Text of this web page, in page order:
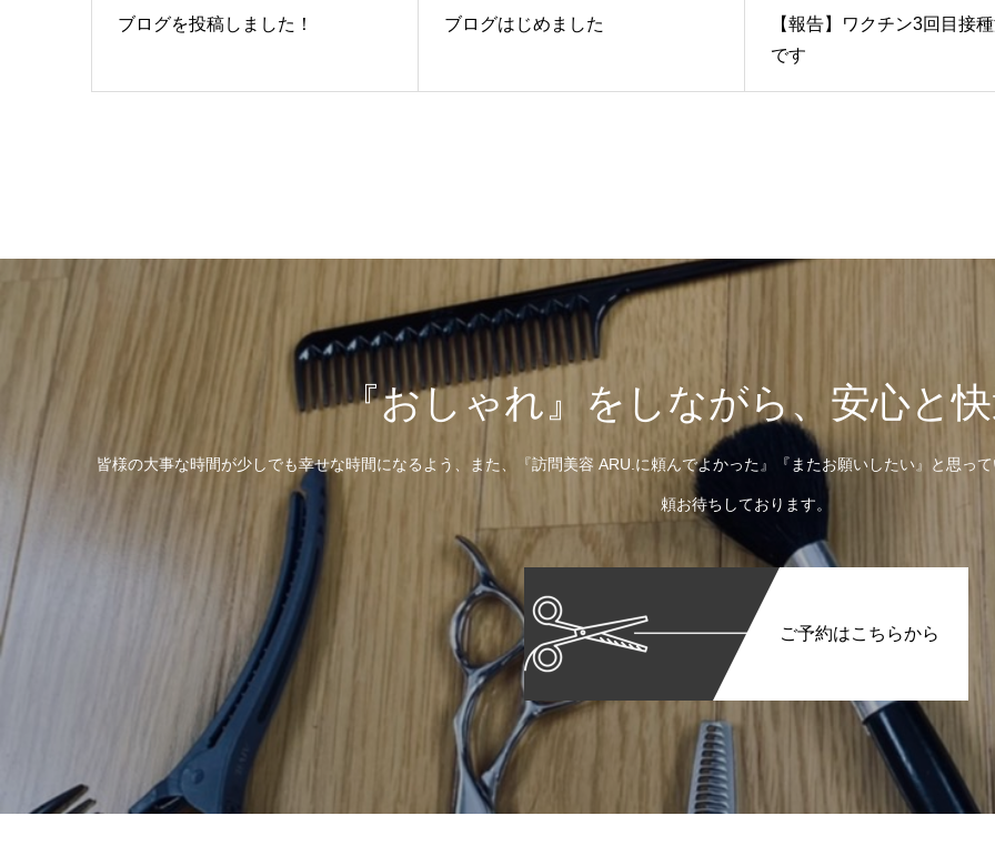
ブログを投稿しました！ ブログはじめました
【報告】ワクチン3回目接
です
『おしゃれ』をしながら、安心と
皆様の大事な時間が少しでも幸せな時間になるよう、また、『訪問美容 ARU.に頼んでよかった』『またお願いしたい』と思っ
頼お待ちしております。
ご予約はこちらから